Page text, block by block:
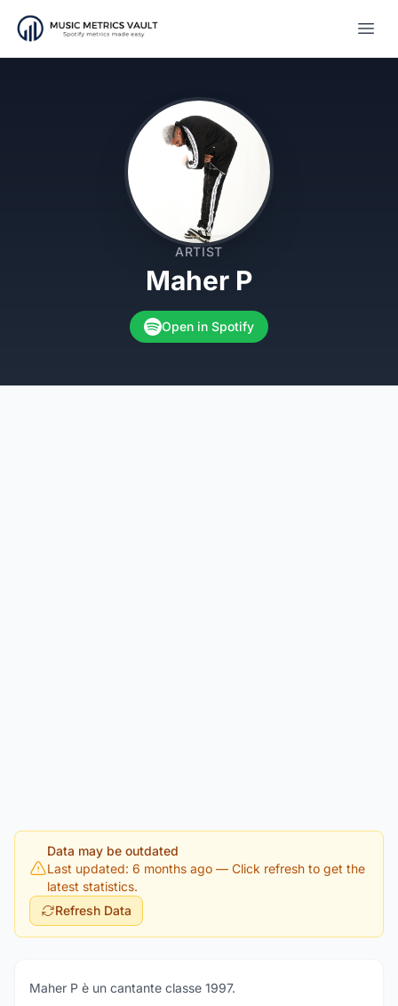
ARTIST
Maher P
Open in Spotify
Data may be outdated
Last updated: 6 months ago — Click refresh to get the
latest statistics.
Refresh Data
Maher P è un cantante classe 1997.